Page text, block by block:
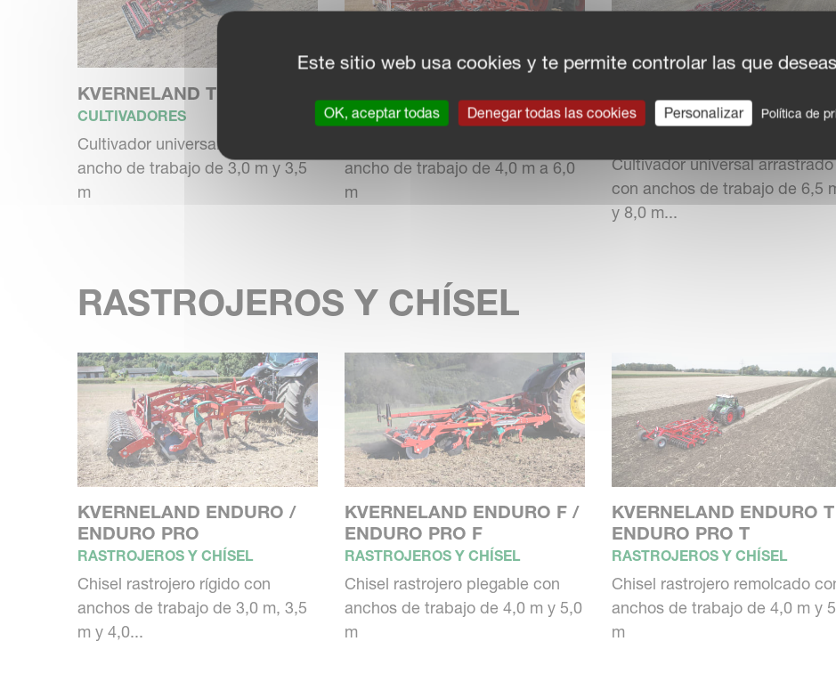
KVERNELAND TURBO
CULTIVADORES
Cultivador universal rígido con
ancho de trabajo de 3,0 m y 3,5
m
CULTIVADORES
ancho de trabajo de 4,0 m a 6,0
m
T
Cultivador universal arrastrado
con anchos de trabajo de 6,5
y 8,0 m...
RASTROJEROS Y CHÍSEL
KVERNELAND ENDURO /
ENDURO PRO
RASTROJEROS Y CHÍSEL
Chisel rastrojero rígido con
anchos de trabajo de 3,0 m, 3,5
m y 4,0...
KVERNELAND ENDURO F /
ENDURO PRO F
RASTROJEROS Y CHÍSEL
Chisel rastrojero plegable con
anchos de trabajo de 4,0 m y 5,0
m
KVERNELAND ENDURO
ENDURO PRO T
RASTROJEROS Y CHÍSEL
Chisel rastrojero remolcado
anchos de trabajo de 4,0 m y
m
Este sitio web usa cookies y te permite controlar las que
OK, aceptar todas Denegar todas las cookies Personalizar Política de